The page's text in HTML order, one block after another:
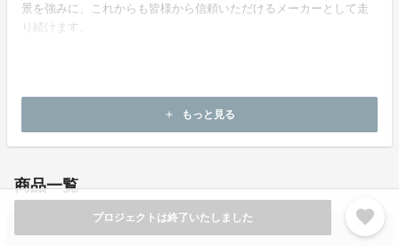
プロジェクトは終了いたしました favorite
景を強みに、これからも皆様から信頼いただけるメーカーとして走
り続けます。
add もっと見る
商品一覧